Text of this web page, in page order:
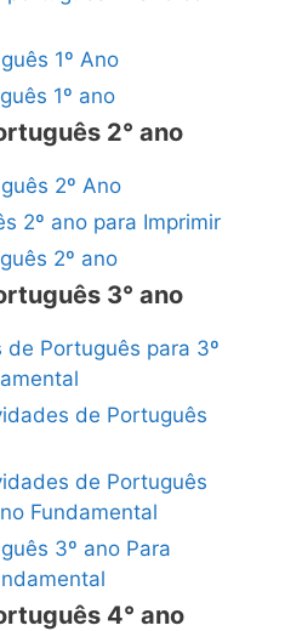
1º Ano
1º ano
2° ano
2º Ano
2º ano para Imprimir
2º ano
3° ano
Português para 3º
de Português
de Português
Fundamental
3º ano Para
4° ano